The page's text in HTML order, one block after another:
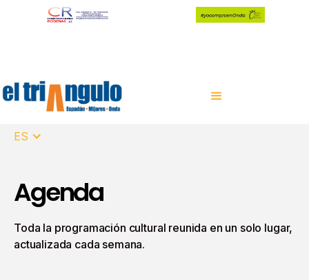
ES
Agenda
Toda la programación cultural reunida en un solo lugar,
actualizada cada semana.